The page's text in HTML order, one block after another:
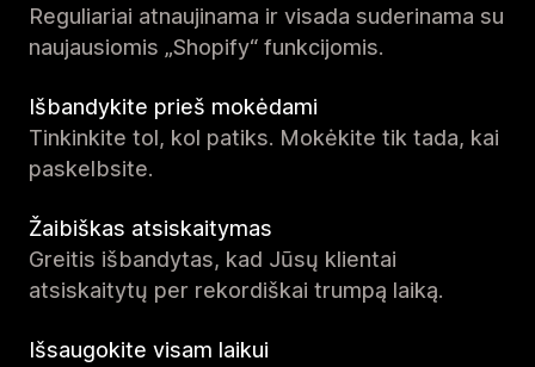
Reguliariai atnaujinama ir visada suderinama su
naujausiomis „Shopify“ funkcijomis.
Išbandykite prieš mokėdami
Tinkinkite tol, kol patiks. Mokėkite tik tada, kai
paskelbsite.
Žaibiškas atsiskaitymas
Greitis išbandytas, kad Jūsų klientai
atsiskaitytų per rekordiškai trumpą laiką.
Išsaugokite visam laikui